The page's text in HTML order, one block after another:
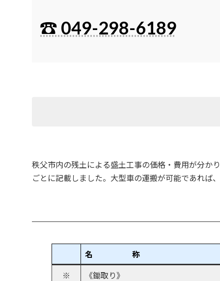
☎ 049-298-6189
秩父市内の残土による盛土工事の価格・費用が分か
ごとに記載しました。大型車の運搬が可能であれば
名 称
※ 《鋤取り》